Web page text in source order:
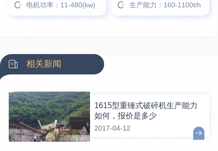
电机功率：11-480(kw)
生产能力：160-1100t/h
相关新闻
1615型重锤式破碎机生产能力
如何，报价是多少
2017-04-12